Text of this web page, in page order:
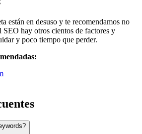
están en desuso y te recomendamos no
SEO hay otros cientos de factores y
y poco tiempo que perder.